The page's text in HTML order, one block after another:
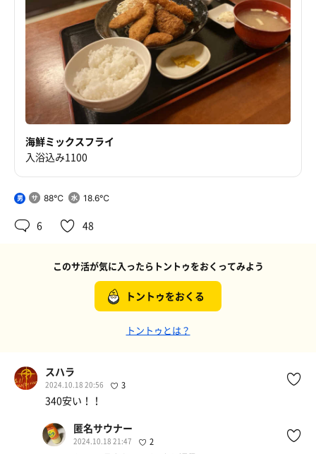
海鮮ミックスフライ
入浴込み1100
男 88℃ 18.6℃
6 48
このサ活が気に入ったらトントゥをおくってみよう
トントゥをおくる
トントゥとは？
スハラ
2024.10.18 20:56 3
340安い！！
匿名サウナー
2024.10.18 21:47 2